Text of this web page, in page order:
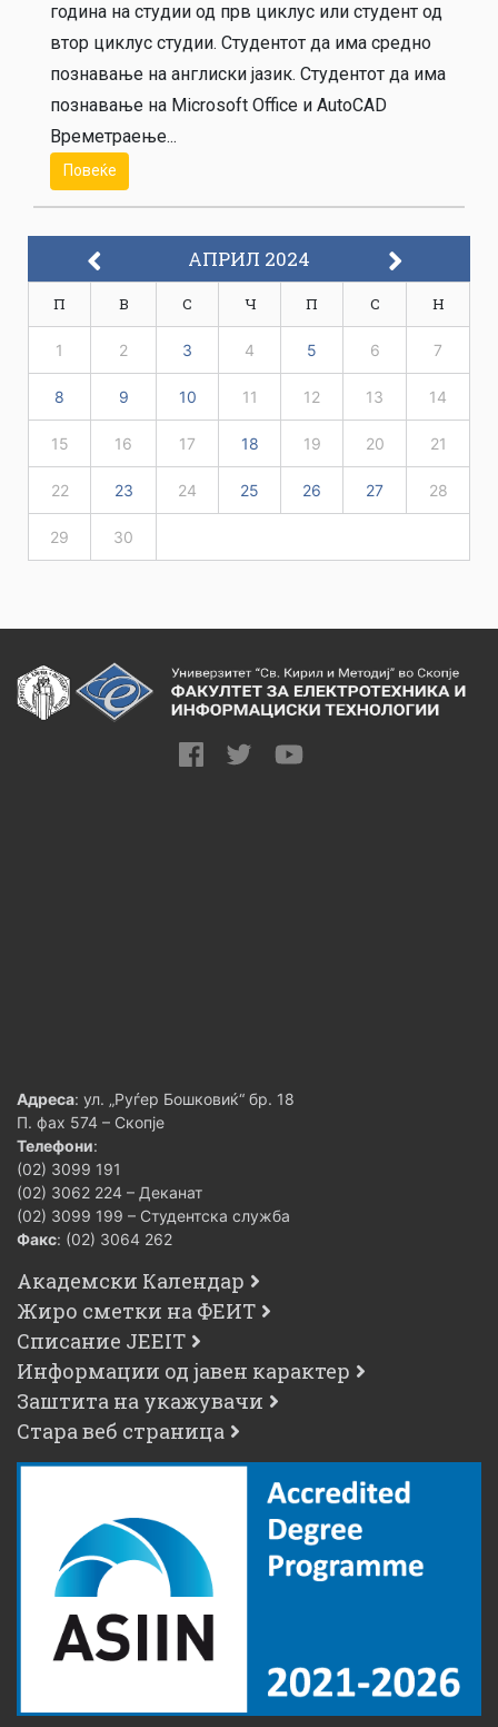
година на студии од прв циклус или студент од
втор циклус студии. Студентот да има средно
познавање на англиски јазик. Студентот да има
познавање на Microsoft Office и AutoCAD
Времетраење...
Повеќе
АПРИЛ 2024
П В С Ч П С Н
1 2 3 4 5 6 7
8 9 10 11 12 13 14
15 16 17 18 19 20 21
22 23 24 25 26 27 28
29 30
Адреса: ул. „Руѓер Бошковиќ“ бр. 18
П. фах 574 – Скопје
Телефони:
(02) 3099 191
(02) 3062 224 – Деканат
(02) 3099 199 – Студентска служба
Факс: (02) 3064 262
Академски Календар
Жиро сметки на ФЕИТ
Списание JEEIT
Информации од јавен карактер
Заштита на укажувачи
Стара веб страница